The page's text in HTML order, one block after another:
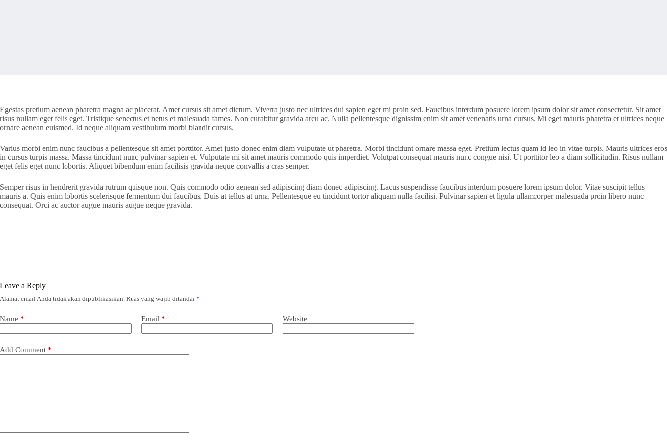
Egestas pretium aenean pharetra magna ac placerat. Amet cursus sit amet dictum. Viverra justo nec ultrices dui sapien eget mi proin sed. Faucibus interdum posuere lorem ipsum dolor sit amet consectetur. Sit amet
risus nullam eget felis eget. Tristique senectus et netus et malesuada fames. Non curabitur gravida arcu ac. Nulla pellentesque dignissim enim sit amet venenatis urna cursus. Mi eget mauris pharetra et ultrices neque
ornare aenean euismod. Id neque aliquam vestibulum morbi blandit cursus.
Varius morbi enim nunc faucibus a pellentesque sit amet porttitor. Amet justo donec enim diam vulputate ut pharetra. Morbi tincidunt ornare massa eget. Pretium lectus quam id leo in vitae turpis. Mauris ultrices eros
in cursus turpis massa. Massa tincidunt nunc pulvinar sapien et. Vulputate mi sit amet mauris commodo quis imperdiet. Volutpat consequat mauris nunc congue nisi. Ut porttitor leo a diam sollicitudin. Risus nullam
eget felis eget nunc lobortis. Aliquet bibendum enim facilisis gravida neque convallis a cras semper.
Semper risus in hendrerit gravida rutrum quisque non. Quis commodo odio aenean sed adipiscing diam donec adipiscing. Lacus suspendisse faucibus interdum posuere lorem ipsum dolor. Vitae suscipit tellus
mauris a. Quis enim lobortis scelerisque fermentum dui faucibus. Duis at tellus at urna. Pellentesque eu tincidunt tortor aliquam nulla facilisi. Pulvinar sapien et ligula ullamcorper malesuada proin libero nunc
consequat. Orci ac auctor augue mauris augue neque gravida.
Leave a Reply
Alamat email Anda tidak akan dipublikasikan. Ruas yang wajib ditandai *
Name * Email * Website
Add Comment *